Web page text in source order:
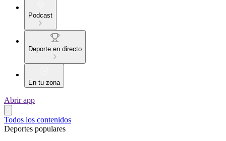
Podcast
Deporte en directo
En tu zona
Abrir app
Todos los contenidos
Deportes populares